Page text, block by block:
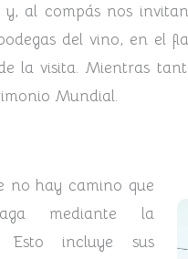
y, al compás nos
del vino, en el
la visita. Mientras
Mundial.
no hay camino que
mediante la
Esto incluye sus